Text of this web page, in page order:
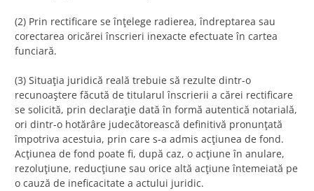
(2) Prin rectificare se înţelege radierea, îndreptarea sau
corectarea oricărei înscrieri inexacte efectuate în cartea
funciară.
(3) Situaţia juridică reală trebuie să rezulte dintr-o
recunoaştere făcută de titularul înscrierii a cărei rectificare
se solicită, prin declaraţie dată în formă autentică notarială,
ori dintr-o hotărâre judecătorească definitivă pronunţată
împotriva acestuia, prin care s-a admis acţiunea de fond.
Acţiunea de fond poate fi, după caz, o acţiune în anulare,
rezoluţiune, reducţiune sau orice altă acţiune întemeiată pe
o cauză de ineficacitate a actului juridic.